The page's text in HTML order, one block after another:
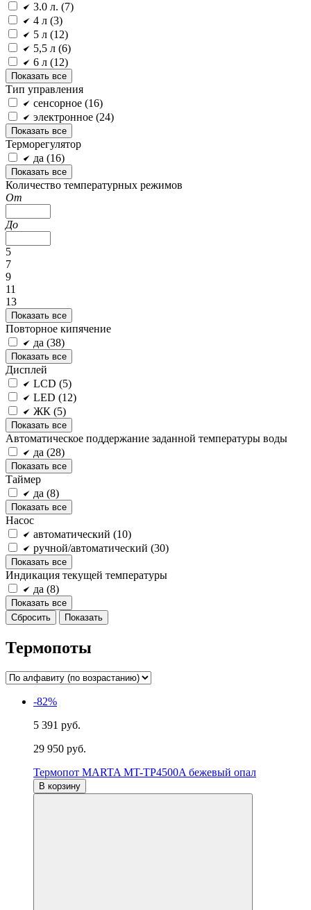
3.0 л. (7)
4 л (3)
5 л (12)
5,5 л (6)
6 л (12)
Показать все
Тип управления
сенсорное (16)
электронное (24)
Показать все
Терморегулятор
да (16)
Показать все
Количество температурных режимов
От
До
5
7
9
11
13
Показать все
Повторное кипячение
да (38)
Показать все
Дисплей
LCD (5)
LED (12)
ЖК (5)
Показать все
Автоматическое поддержание заданной температуры воды
да (28)
Показать все
Таймер
да (8)
Показать все
Насос
автоматический (10)
ручной/автоматический (30)
Показать все
Индикация текущей температуры
да (8)
Показать все
Термопоты
-82%
5 391 руб.
29 950 руб.
Термопот MARTA MT-TP4500A бежевый опал
В корзину